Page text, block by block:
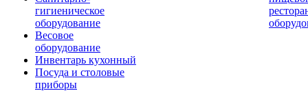
гигиеническое
оборудование
Весовое
оборудование
Инвентарь кухонный
Посуда и столовые
приборы